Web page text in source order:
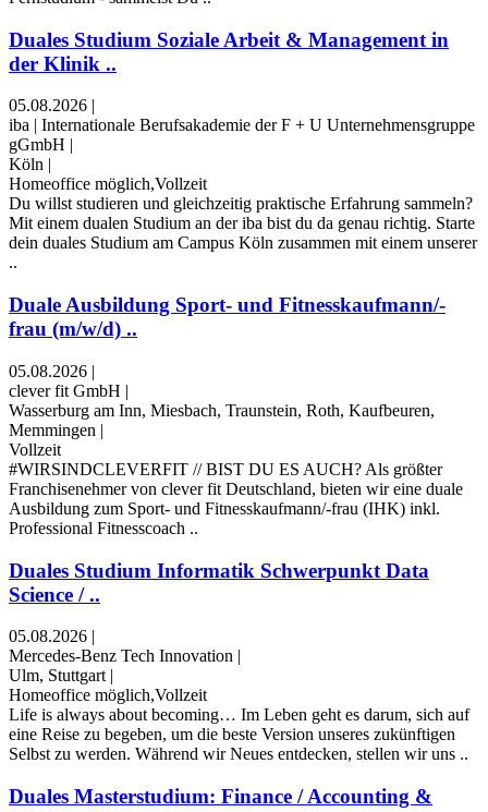
Duales Studium Soziale Arbeit & Management in
der Klinik ..
05.08.2026
iba | Internationale Berufsakademie der F + U Unternehmensgruppe
gGmbH
Köln
Homeoffice möglich,Vollzeit
Du willst studieren und gleichzeitig praktische Erfahrung sammeln?
Mit einem dualen Studium an der iba bist du da genau richtig. Starte
dein duales Studium am Campus Köln zusammen mit einem unserer
..
Duale Ausbildung Sport- und Fitnesskaufmann/-
frau (m/w/d) ..
05.08.2026 |
clever fit GmbH |
Wasserburg am Inn, Miesbach, Traunstein, Roth, Kaufbeuren,
Memmingen |
Vollzeit
#WIRSINDCLEVERFIT // BIST DU ES AUCH? Als größter
Franchisenehmer von clever fit Deutschland, bieten wir eine duale
Ausbildung zum Sport- und Fitnesskaufmann/-frau (IHK) inkl.
Professional Fitnesscoach ..
Duales Studium Informatik Schwerpunkt Data
Science / ..
05.08.2026 |
Mercedes-Benz Tech Innovation |
Ulm, Stuttgart |
Homeoffice möglich,Vollzeit
Life is always about becoming… Im Leben geht es darum, sich auf
eine Reise zu begeben, um die beste Version unseres zukünftigen
Selbst zu werden. Während wir Neues entdecken, stellen wir uns ..
Duales Masterstudium: Finance / Accounting &